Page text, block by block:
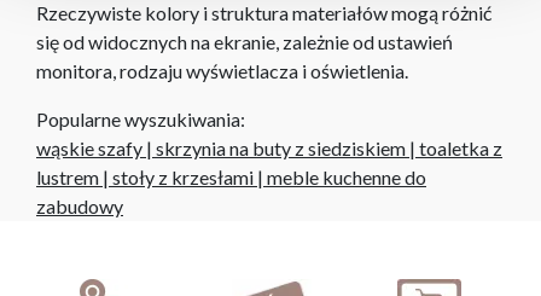
Rzeczywiste kolory i struktura materiałów mogą różnić
się od widocznych na ekranie, zależnie od ustawień
monitora, rodzaju wyświetlacza i oświetlenia.
Popularne wyszukiwania:
wąskie szafy | skrzynia na buty z siedziskiem | toaletka z
lustrem | stoły z krzesłami | meble kuchenne do
zabudowy